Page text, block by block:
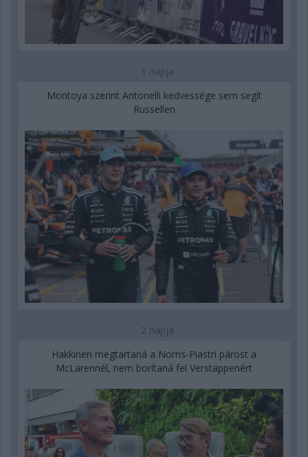
1 napja
Montoya szerint Antonelli kedvessége sem segít
Russellen
2 napja
Hakkinen megtartaná a Norris-Piastri párost a
McLarennél, nem borítaná fel Verstappenért